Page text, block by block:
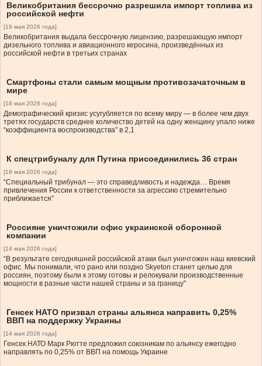
Великобритания бессрочно разрешила импорт топлива из
российской нефти
[19 мая 2026 года]
Великобритания выдала бессрочную лицензию, разрешающую импорт
дизельного топлива и авиационного керосина, произведённых из
российской нефти в третьих странах
Смартфоны стали самым мощным противозачаточным в
мире
[18 мая 2026 года]
Демографический кризис усугубляется по всему миру — в более чем двух
третях государств среднее количество детей на одну женщину упало ниже
“коэффициента воспроизводства” в 2,1
К спецтрибуналу для Путина присоединились 36 стран
[16 мая 2026 года]
“Специальный трибунал — это справедливость и надежда… Время
привлечения России к ответственности за агрессию стремительно
приближается”
Россияне уничтожили офис украинской оборонной
компании
[14 мая 2026 года]
“В результате сегодняшней российской атаки был уничтожен наш киевский
офис. Мы понимали, что рано или поздно Skyeton станет целью для
россиян, поэтому были к этому готовы и релокували производственные
мощности в разные части нашей страны и за границу”
Генсек НАТО призвал страны альянса направить 0,25%
ВВП на поддержку Украины
[14 мая 2026 года]
Генсек НАТО Марк Рютте предложил союзникам по альянсу ежегодно
направлять по 0,25% от ВВП на помощь Украине